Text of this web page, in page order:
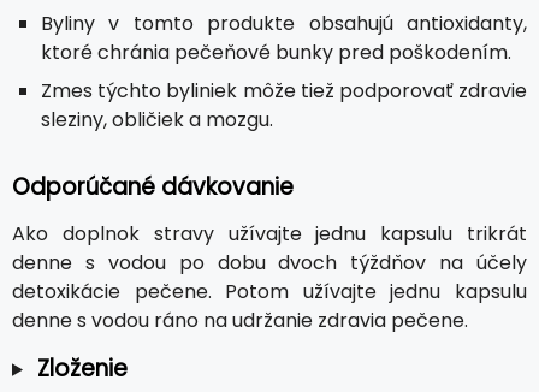
Byliny v tomto produkte obsahujú antioxidanty,
ktoré chránia pečeňové bunky pred poškodením.
Zmes týchto byliniek môže tiež podporovať zdravie
sleziny, obličiek a mozgu.
Odporúčané dávkovanie
Ako doplnok stravy užívajte jednu kapsulu trikrát
denne s vodou po dobu dvoch týždňov na účely
detoxikácie pečene. Potom užívajte jednu kapsulu
denne s vodou ráno na udržanie zdravia pečene.
Zloženie